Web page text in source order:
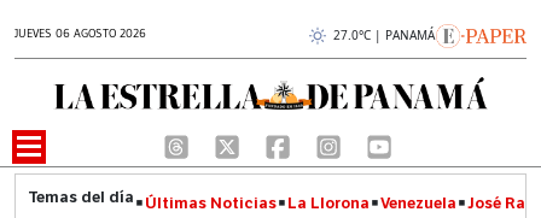
JUEVES 06 AGOSTO 2026 27.0°C | PANAMÁ
Últimas Noticias La Llorona Venezuela José